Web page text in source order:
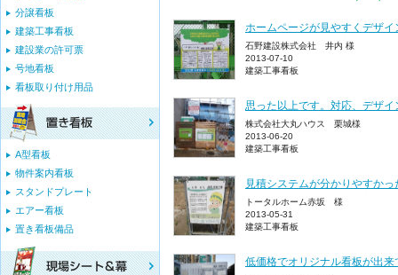
ホームページが見やすくデザ
石野建設株式会社 井内 様
2013-07-10
建築工事看板
思った以上です。対応、デザ
株式会社大丸ハウス 栗城様
2013-06-20
建築工事看板
見積システムが分かりやすか
トータルホーム赤坂 様
2013-05-31
建築工事看板
低価格でオリジナル看板が出
分譲看板
建築工事看板
建設業の許可票
号地看板
看板取り付け用品
A型看板
物件案内看板
スタンドプレート
エアー看板
置き看板備品